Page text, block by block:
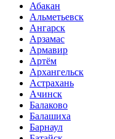
Абакан
Альметьевск
Ангарск
Арзамас
Армавир
Артём
Архангельск
Астрахань
Ачинск
Балаково
Балашиха
Барнаул